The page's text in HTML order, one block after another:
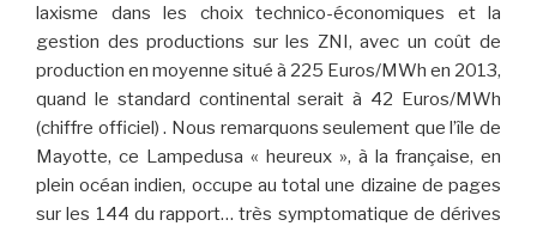
laxisme dans les choix technico-économiques et la
gestion des productions sur les ZNI, avec un coût de
production en moyenne situé à 225 Euros/MWh en 2013,
quand le standard continental serait à 42 Euros/MWh
(chiffre officiel) . Nous remarquons seulement que l’île de
Mayotte, ce Lampedusa « heureux », à la française, en
plein océan indien, occupe au total une dizaine de pages
sur les 144 du rapport… très symptomatique de dérives